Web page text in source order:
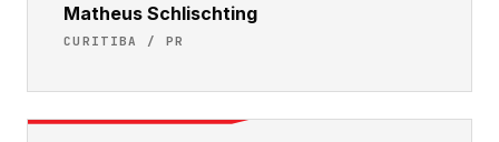
Matheus Schlischting
CURITIBA / PR